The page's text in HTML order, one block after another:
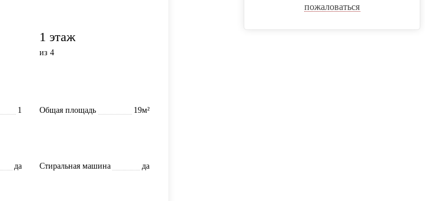
1 этаж
из 4
1 Общая площадь 19м²
да Стиральная машина
да
пожаловаться